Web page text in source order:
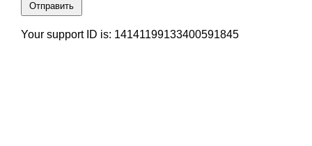
Отправить
Your support ID is: 14141199133400591845